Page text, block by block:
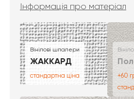
Інформація про матеріал
Вінілові шпалери
ЖАККАРД
стандартна ціна
+60